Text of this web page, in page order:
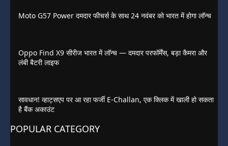
Moto G57 Power दमदार फीचर्स के साथ 24 नवंबर को भारत में होगा लॉन्च
Oppo Find X9 सीरीज भारत में लॉन्च — दमदार परफॉर्मेंस, बड़ा कैमरा और
लंबी बैटरी लाइफ
सावधान! व्हाट्सएप पर आ रहा फर्जी E-Challan, एक क्लिक में खाली हो सकता
है बैंक अकाउंट
POPULAR CATEGORY